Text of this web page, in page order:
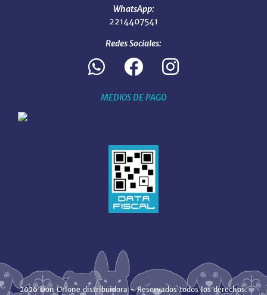
WhatsApp:
2214407541
Redes Sociales:
MEDIOS DE PAGO
2026 Don Orione distribuidora - Reservados todos los derechos.